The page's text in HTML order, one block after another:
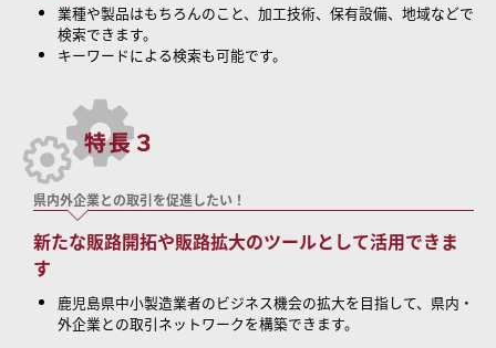
業種や製品はもちろんのこと、加工技術、保有設備、地域などで
検索できます。
キーワードによる検索も可能です。
県内外企業との取引を促進したい！
新たな販路開拓や販路拡大のツールとして活用できま
す
鹿児島県中小製造業者のビジネス機会の拡大を目指して、県内・
外企業との取引ネットワークを構築できます。